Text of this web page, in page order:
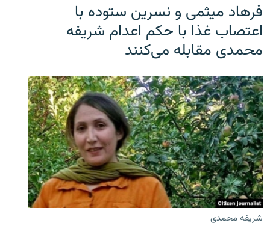
فرهاد میثمی و نسرین ستوده با
اعتصاب غذا با حکم اعدام شریفه
محمدی مقابله می‌کنند
شریفه محمدی